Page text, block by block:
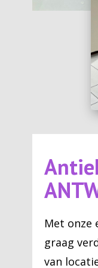
Met onze
graag
van